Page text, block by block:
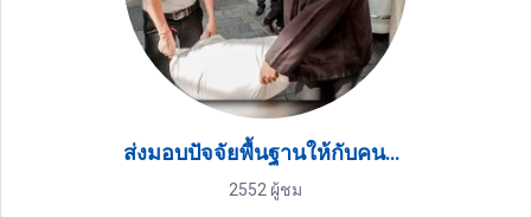
ส่งมอบปัจจัยพื้นฐานให้กับคนที่ประสบภัย
2552 ผู้ชม